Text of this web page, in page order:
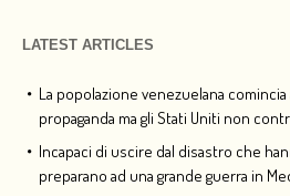
LATEST ARTICLES
La popolazione venezuelana
propaganda ma gli Stati Uniti non
Incapaci di uscire dal disastro che
preparano ad una grande guerra in